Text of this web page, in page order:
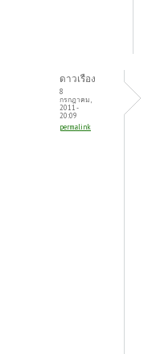
ดาวเรือง
8
กรกฎาคม,
2011 -
20:09
permalink